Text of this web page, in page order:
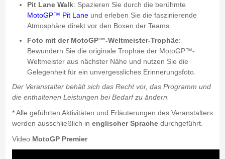
Pit Lane Walk: Spazieren Sie durch die berühmte
MotoGP™ Pit Laneund erleben Sie die faszinierende
Atmosphäre direkt vor den Boxen der Teams.
Foto mit der MotoGP™-Weltmeister-Trophäe:
Bewundern Sie die originale Trophäe der MotoGP™-
Weltmeister aus nächster Nähe und nutzen Sie die
Gelegenheit für ein unvergessliches Erinnerungsfoto.
Der Veranstalter behält sich das Recht vor, das Programm und
die enthaltenen Leistungen bei Bedarf zu ändern.
* Alle geführten Aktivitäten und Erläuterungen des Veranstalters
werden ausschließlich in englischer Sprachedurchgeführt.
Video MotoGP Premier